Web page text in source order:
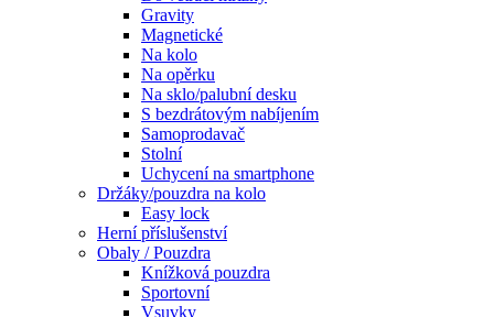
Gravity
Magnetické
Na kolo
Na opěrku
Na sklo/palubní desku
S bezdrátovým nabíjením
Samoprodavač
Stolní
Uchycení na smartphone
Držáky/pouzdra na kolo
Easy lock
Herní příslušenství
Obaly / Pouzdra
Knížková pouzdra
Sportovní
Vsuvky